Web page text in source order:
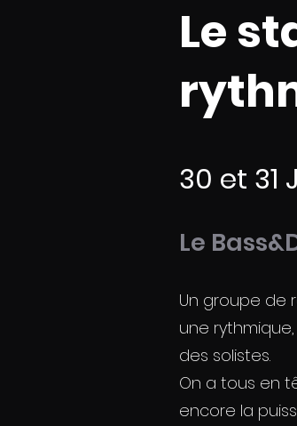
Le
30 et 31
Le
Un groupe de
une
des solistes.
On a tous en
encore la